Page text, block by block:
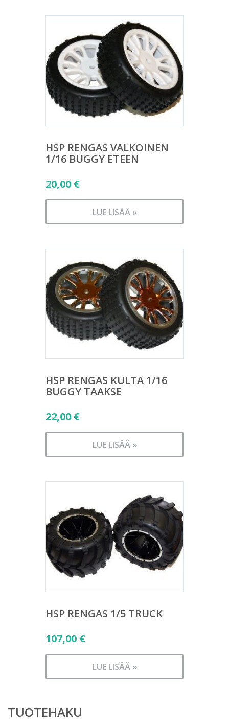
HSP RENGAS VALKOINEN
1/16 BUGGY ETEEN
20,00 €
LUE LISÄÄ »
HSP RENGAS KULTA 1/16
BUGGY TAAKSE
22,00 €
LUE LISÄÄ »
HSP RENGAS 1/5 TRUCK
107,00 €
LUE LISÄÄ »
TUOTEHAKU